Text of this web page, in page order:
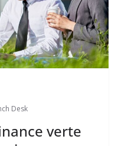
Desk
verte